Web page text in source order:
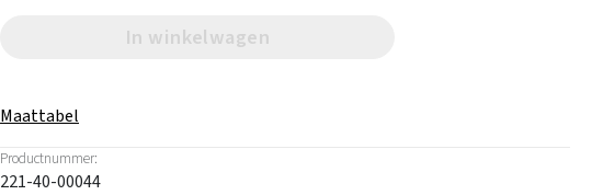
In winkelwagen
Maattabel
Productnummer:
221-40-00044